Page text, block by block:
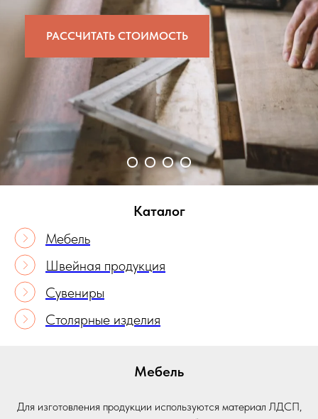
Каталог
Мебель
Швейная продукция
Сувениры
Столярные изделия
Мебель
Для изготовления продукции используются материал ЛДСП,